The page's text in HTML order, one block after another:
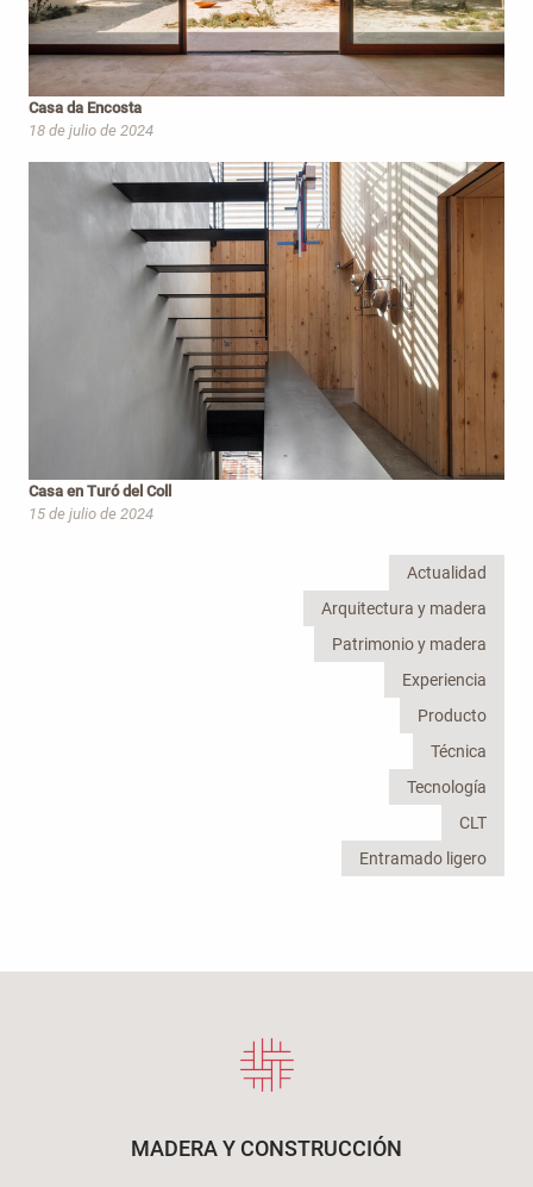
Casa da Encosta
18 de julio de 2024
Casa en Turó del Coll
15 de julio de 2024
Actualidad
Arquitectura y madera
Patrimonio y madera
Experiencia
Producto
Técnica
Tecnología
CLT
Entramado ligero
MADERA Y CONSTRUCCIÓN